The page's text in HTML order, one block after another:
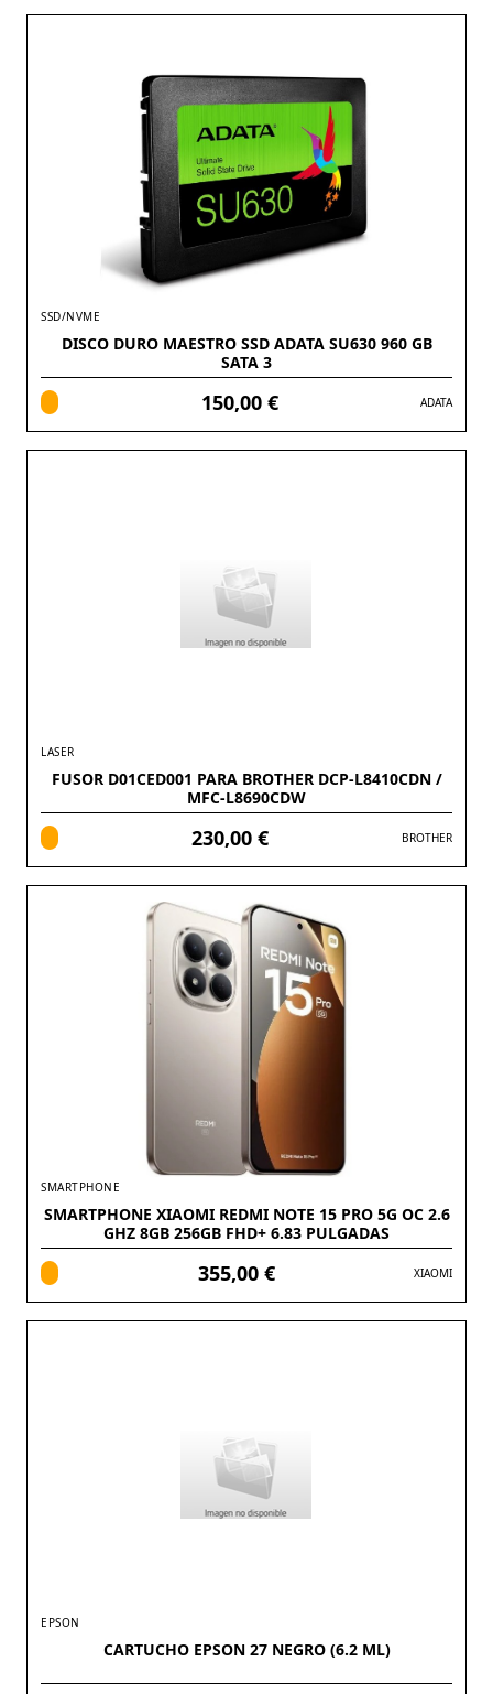
SSD/NVME
DISCO DURO MAESTRO SSD ADATA SU630 960 GB
SATA 3
150,00 € ADATA
LASER
FUSOR D01CED001 PARA BROTHER DCP-L8410CDN /
MFC-L8690CDW
230,00 € BROTHER
SMARTPHONE
SMARTPHONE XIAOMI REDMI NOTE 15 PRO 5G OC 2.6
GHZ 8GB 256GB FHD+ 6.83 PULGADAS
355,00 € XIAOMI
EPSON
CARTUCHO EPSON 27 NEGRO (6.2 ML)